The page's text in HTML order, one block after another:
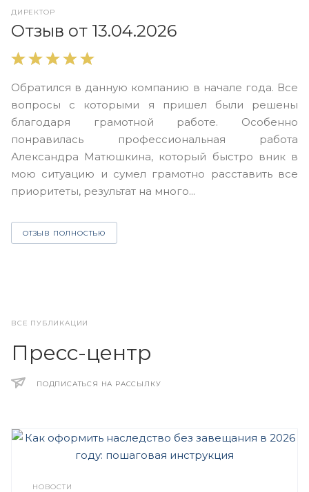
ДИРЕКТОР
Отзыв от 13.04.2026
Обратился в данную компанию в начале года. Все
вопросы с которыми я пришел были решены
благодаря грамотной работе. Особенно
понравилась профессиональная работа
Александра Матюшкина, который быстро вник в
мою ситуацию и сумел грамотно расставить все
приоритеты, результат на много...
ОТЗЫВ ПОЛНОСТЬЮ
ВСЕ ПУБЛИКАЦИИ
Пресс-центр
ПОДПИСАТЬСЯ НА РАССЫЛКУ
НОВОСТИ